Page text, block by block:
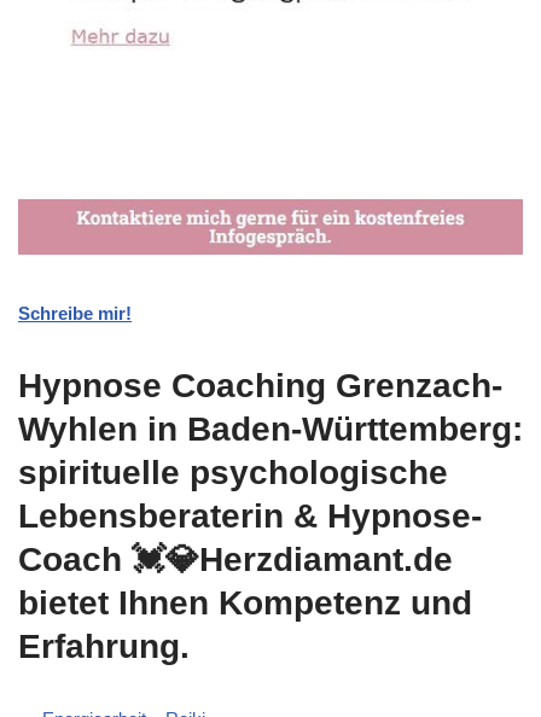
Schreibe mir!
Hypnose Coaching Grenzach-
Wyhlen in Baden-Württemberg:
spirituelle psychologische
Lebensberaterin & Hypnose-
Coach 💓️💎Herzdiamant.de
bietet Ihnen Kompetenz und
Erfahrung.